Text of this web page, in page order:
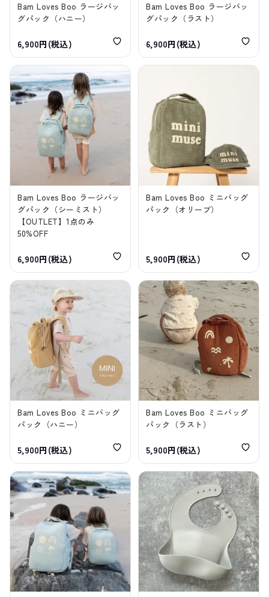
Bam Loves Boo ラージバッ
グパック（ハニー）
6,900円(税込)
Bam Loves Boo ラージバッ
グパック（ラスト）
6,900円(税込)
Bam Loves Boo ラージバッ
グパック（シーミスト）
【OUTLET】1点のみ
50%OFF
6,900円(税込)
Bam Loves Boo ミニバッグ
パック（オリーブ）
5,900円(税込)
Bam Loves Boo ミニバッグ
パック（ハニー）
5,900円(税込)
Bam Loves Boo ミニバッグ
パック（ラスト）
5,900円(税込)